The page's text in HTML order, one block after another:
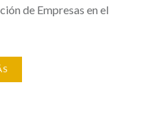
de Empresas en el